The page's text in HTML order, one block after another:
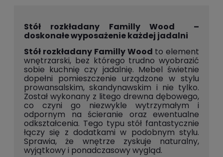
Stół rozkładany Familly Wood –
doskonałe wyposażenie każdej jadalni
Stół rozkładany Familly Wood to element
wnętrzarski, bez którego trudno wyobrazić
sobie kuchnię czy jadalnię. Mebel świetnie
dopełni pomieszczenie urządzone w stylu
prowansalskim, skandynawskim i nie tylko.
Został wykonany z litego drewna dębowego,
co czyni go niezwykle wytrzymałym i
odpornym na ścieranie oraz ewentualne
odkształcenia. Tego typu stół fantastycznie
łączy się z dodatkami w podobnym stylu.
Sprawia, że wnętrze zyskuje naturalny,
wyjątkowy i ponadczasowy wygląd.